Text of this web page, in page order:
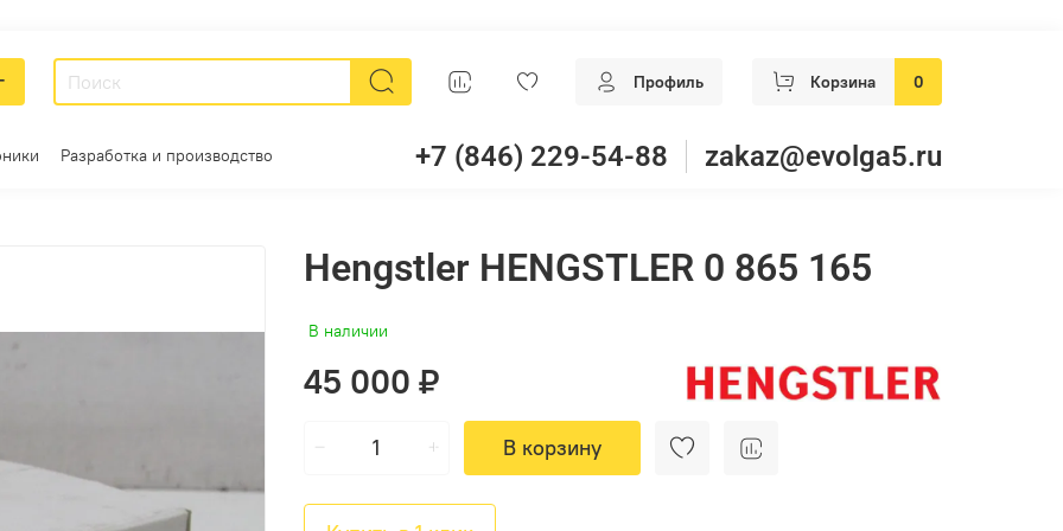
Профиль Корзина 0
Разработка и производство +7 (846) 229-54-88 zakaz@evolga5.ru
Hengstler HENGSTLER 0 865 165
В наличии
45 000 ₽
В корзину